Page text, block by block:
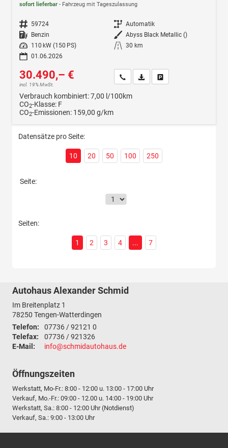
sofort lieferbar Fahrzeug mit Tageszulassung
Fahrzeugnr. 59724 Getriebe Automatik
Kraftstoff Benzin Außenfarbe Abyss Black Metallic ()
Leistung
110 kW (150 PS) Kilometerstand 30 km
01.06.2026
30.490,– €
incl. 19% MwSt.
Wir rufen Sie anFahrzeugexposé (PDF)
Verbrauch kombiniert:7,00 l/100km
CO2-Klasse: F
CO2-Emissionen: 159,00 g/km
Datensätze pro Seite:
10 20 50 100 250
Seite:
Seiten:
1 2 3 4 ... 7
Autohaus Alexander Schmid
Im Breitenplatz 1
78250 Tengen-Watterdingen
Telefon:
07736 / 92121 0
Telefax:
07736 / 921326
E-Mail:
info@schmidautohaus.de
Öffnungszeiten
Werkstatt, Mo-Fr.: 8:00 - 12:00 u. 13:00 - 17:00 Uhr
Verkauf, Mo.-Fr.: 09:00 - 12.00 u. 14:00 - 19:00 Uhr
Werkstatt, Sa.: 8:00 - 12:00 Uhr (Notdienst)
Verkauf, Sa.: 9:00 - 13:00 Uhr